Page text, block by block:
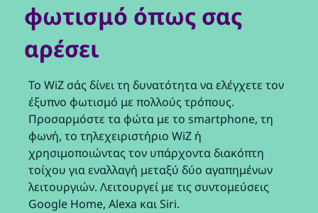
φωτισμό όπως σας
αρέσει
Το WiZ σάς δίνει τη δυνατότητα να ελέγχετε τον
έξυπνο φωτισμό με πολλούς τρόπους.
Προσαρμόστε τα φώτα με το smartphone, τη
φωνή, το τηλεχειριστήριο WiZ ή
χρησιμοποιώντας τον υπάρχοντα διακόπτη
τοίχου για εναλλαγή μεταξύ δύο αγαπημένων
λειτουργιών. Λειτουργεί με τις συντομεύσεις
Google Home, Alexa και Siri.